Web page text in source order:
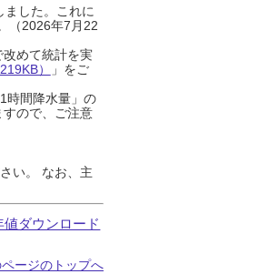
した。これに
（2026年7月22
めて統計を実
）
」をご
時間降水量」の
ので、ご注意
い。 なお、主
値ダウンロード
ページのトップへ